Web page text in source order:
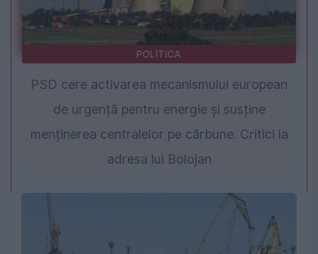
POLITICA
PSD cere activarea mecanismului european
de urgență pentru energie și susține
menținerea centralelor pe cărbune. Critici la
adresa lui Bolojan